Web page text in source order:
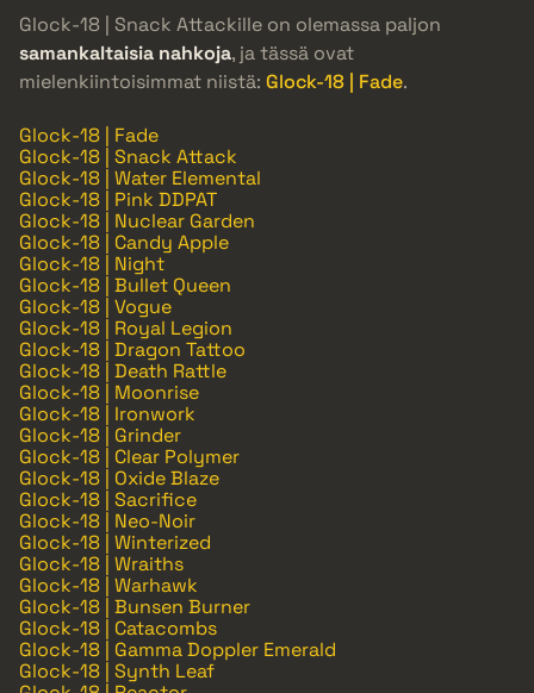
Glock-18 | Snack Attackille on olemassa paljon
samankaltaisia nahkoja, ja tässä ovat
mielenkiintoisimmat niistä: Glock-18 | Fade.
Glock-18 | Fade
Glock-18 | Snack Attack
Glock-18 | Water Elemental
Glock-18 | Pink DDPAT
Glock-18 | Nuclear Garden
Glock-18 | Candy Apple
Glock-18 | Night
Glock-18 | Bullet Queen
Glock-18 | Vogue
Glock-18 | Royal Legion
Glock-18 | Dragon Tattoo
Glock-18 | Death Rattle
Glock-18 | Moonrise
Glock-18 | Ironwork
Glock-18 | Grinder
Glock-18 | Clear Polymer
Glock-18 | Oxide Blaze
Glock-18 | Sacrifice
Glock-18 | Neo-Noir
Glock-18 | Winterized
Glock-18 | Wraiths
Glock-18 | Warhawk
Glock-18 | Bunsen Burner
Glock-18 | Catacombs
Glock-18 | Gamma Doppler Emerald
Glock-18 | Synth Leaf